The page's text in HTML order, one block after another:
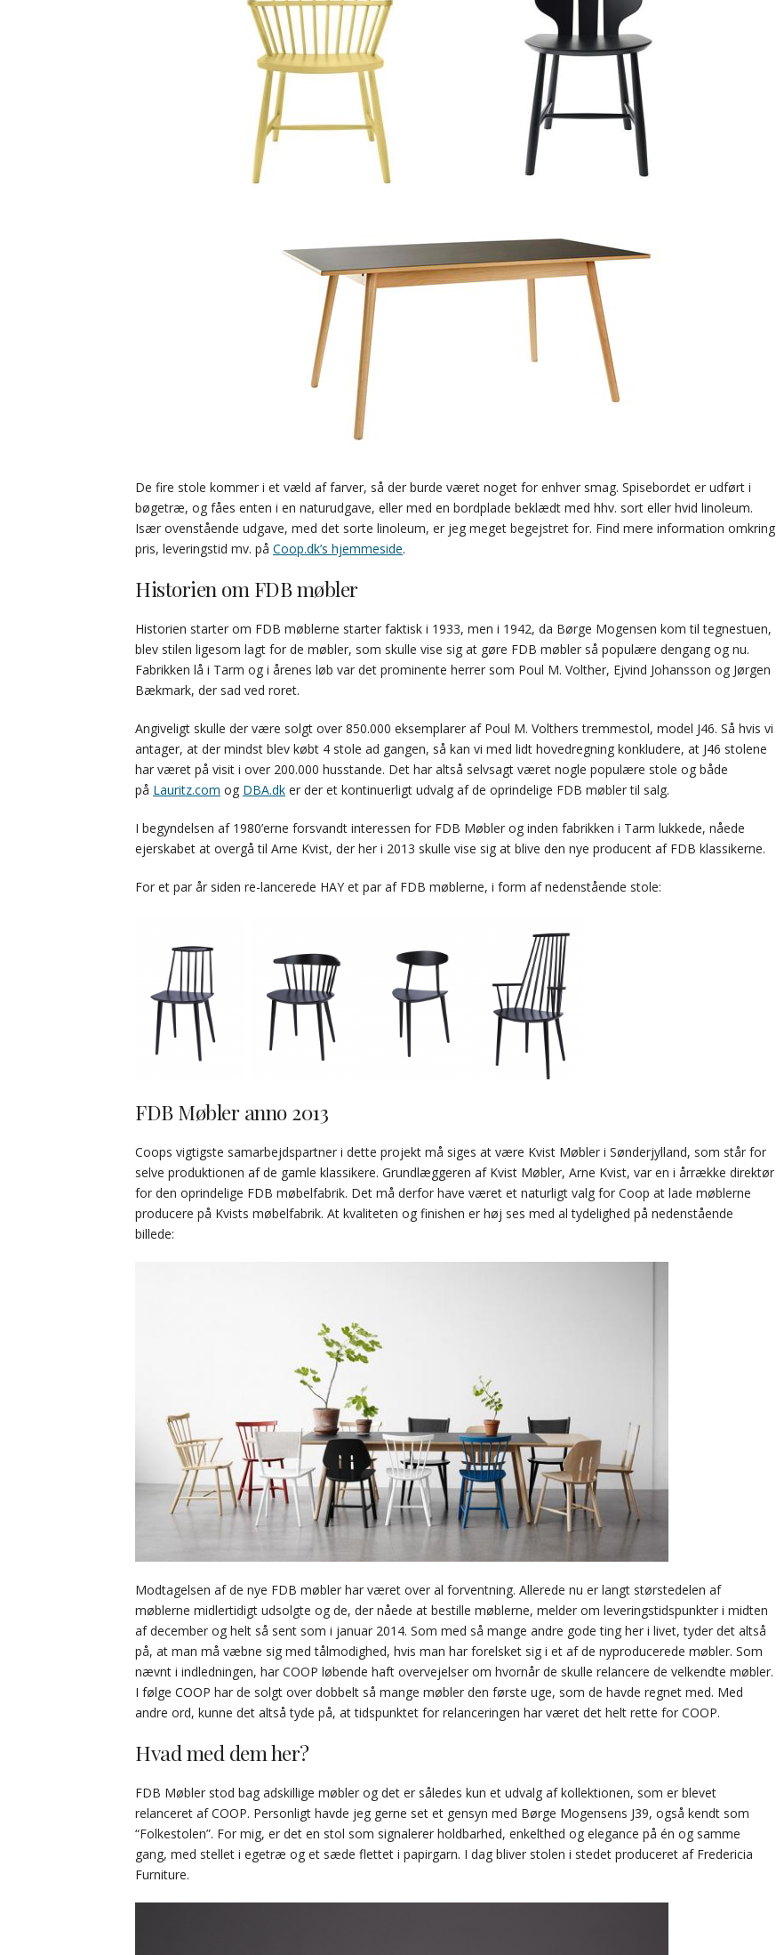
De fire stole kommer i et væld af farver, så der burde været noget for enhver smag. Spisebordet er udført i
bøgetræ, og fåes enten i en naturudgave, eller med en bordplade beklædt med hhv. sort eller hvid linoleum.
Især ovenstående udgave, med det sorte linoleum, er jeg meget begejstret for. Find mere information omkring
pris, leveringstid mv. på Coop.dk’s hjemmeside.
Historien om FDB møbler
Historien starter om FDB møblerne starter faktisk i 1933, men i 1942, da Børge Mogensen kom til tegnestuen,
blev stilen ligesom lagt for de møbler, som skulle vise sig at gøre FDB møbler så populære dengang og nu.
Fabrikken lå i Tarm og i årenes løb var det prominente herrer som Poul M. Volther, Ejvind Johansson og Jørgen
Bækmark, der sad ved roret.
Angiveligt skulle der være solgt over 850.000 eksemplarer af Poul M. Volthers tremmestol, model J46. Så hvis vi
antager, at der mindst blev købt 4 stole ad gangen, så kan vi med lidt hovedregning konkludere, at J46 stolene
har været på visit i over 200.000 husstande. Det har altså selvsagt været nogle populære stole og både
på Lauritz.com og DBA.dk er der et kontinuerligt udvalg af de oprindelige FDB møbler til salg.
I begyndelsen af 1980’erne forsvandt interessen for FDB Møbler og inden fabrikken i Tarm lukkede, nåede
ejerskabet at overgå til Arne Kvist, der her i 2013 skulle vise sig at blive den nye producent af FDB klassikerne.
For et par år siden re-lancerede HAY et par af FDB møblerne, i form af nedenstående stole:
FDB Møbler anno 2013
Coops vigtigste samarbejdspartner i dette projekt må siges at være Kvist Møbler i Sønderjylland, som står for
selve produktionen af de gamle klassikere. Grundlæggeren af Kvist Møbler, Arne Kvist, var en i årrække direktør
for den oprindelige FDB møbelfabrik. Det må derfor have været et naturligt valg for Coop at lade møblerne
producere på Kvists møbelfabrik. At kvaliteten og finishen er høj ses med al tydelighed på nedenstående
billede:
Modtagelsen af de nye FDB møbler har været over al forventning. Allerede nu er langt størstedelen af
møblerne midlertidigt udsolgte og de, der nåede at bestille møblerne, melder om leveringstidspunkter i midten
af december og helt så sent som i januar 2014. Som med så mange andre gode ting her i livet, tyder det altså
på, at man må væbne sig med tålmodighed, hvis man har forelsket sig i et af de nyproducerede møbler. Som
nævnt i indledningen, har COOP løbende haft overvejelser om hvornår de skulle relancere de velkendte møbler.
I følge COOP har de solgt over dobbelt så mange møbler den første uge, som de havde regnet med. Med
andre ord, kunne det altså tyde på, at tidspunktet for relanceringen har været det helt rette for COOP.
Hvad med dem her?
FDB Møbler stod bag adskillige møbler og det er således kun et udvalg af kollektionen, som er blevet
relanceret af COOP. Personligt havde jeg gerne set et gensyn med Børge Mogensens J39, også kendt som
“Folkestolen”. For mig, er det en stol som signalerer holdbarhed, enkelthed og elegance på én og samme
gang, med stellet i egetræ og et sæde flettet i papirgarn. I dag bliver stolen i stedet produceret af Fredericia
Furniture.